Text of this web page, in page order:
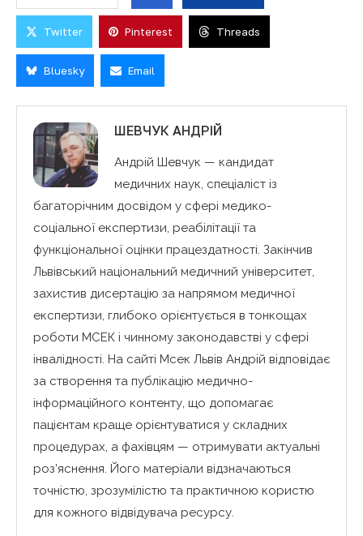
Twitter Pinterest Threads
Bluesky Email
ШЕВЧУК АНДРІЙ
Андрій Шевчук — кандидат
медичних наук, спеціаліст із
багаторічним досвідом у сфері медико-
соціальної експертизи, реабілітації та
функціональної оцінки працездатності. Закінчив
Львівський національний медичний університет,
захистив дисертацію за напрямом медичної
експертизи, глибоко орієнтується в тонкощах
роботи МСЕК і чинному законодавстві у сфері
інвалідності. На сайті Мсек Львів Андрій відповідає
за створення та публікацію медично-
інформаційного контенту, що допомагає
пацієнтам краще орієнтуватися у складних
процедурах, а фахівцям — отримувати актуальні
роз’яснення. Його матеріали відзначаються
точністю, зрозумілістю та практичною користю
для кожного відвідувача ресурсу.